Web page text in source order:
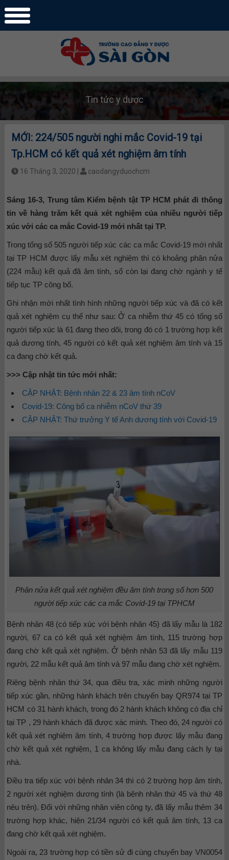
Tin tức y dược
MỚI: 224/505 người nghi mắc Covid-19 tại
Tp.HCM có kết quả xét nghiệm âm tính
16 Tháng 3, 2020 | caodangyduochcm
Sáng 16-3, Trung tâm Kiểm bệnh tật TP HCM phát đi thông
tin về hàng trăm kết quả xét nghiệm của nhiều người tiếp
xúc với các ca mắc Covid-19 mới nhất tại TP.
Trong tổng số 505 người tiếp xúc các ca mắc Covid-19 mới nhất
tại TP HCM được lấy mẫu xét nghiệm thì có khoảng phân nửa
(224 mẫu) kết quả đã âm tính, số còn lại đang chờ ngành y tế
tiếp tục TP công bố.
Ghi nhận mới nhất tình hình những người tiếp xúc và đã có kết
quả xét nghiệm cụ thể như sau: Ở ca nhiễm thứ 45 có tổng số
người tiếp xúc là 61 đang theo dõi, trong đó có 1 trường hợp kết
quả dương tính, 45 người có kết quả xét nghiệm âm tính và 15
ca đang chờ kết quả.
>>> Cập nhật tin tức mới nhất:
CẬP NHẬT: Bệnh nhân 22 & 23 âm tính nCoV
Covid-19: Công bố ca nhiễm nCoV thứ 39
CẬP NHẬT: Thứ trưởng Y tế Anh dương tính với Covid-19
Phân nửa kết quả xét nghiệm đều âm tính trong số hơn 500
người tiếp xúc các ca mắc Covid-19 tại TPHCM
Bệnh nhân 48 (có tiếp xúc với bệnh nhân 45) đã lấy mẫu là 182
người, 67 ca có kết quả xét nghiệm âm tính, 115 trường hợp
đang chờ kết quả xét nghiệm. Ở bệnh nhân 53 đã lấy mẫu 119
người, 22 mẫu kết quả âm tính và 97 mẫu đang chờ xét nghiệm.
Riêng bệnh nhân thứ 34, qua điều tra, xác minh những người
tiếp xúc gần, những hành khách trên chuyến bay QR974 tại TP
HCM có 31 hành khách, trong đó 2 hành khách không có địa chỉ
tại TP , 29 hành khách đã được xác minh. Theo đó, 24 người có
kết quả xét nghiệm âm tính, 4 trường hợp được lấy mẫu đang
chờ kết quả xét nghiệm, 1 ca không lấy mẫu đang cách ly tại
nhà.
Điều tra tiếp xúc với bệnh nhân 34 thì có 2 trường hợp âm tính,
2 người xét nghiệm dương tính (là bệnh nhân thứ 45 và thứ 48
nêu trên). Đối với những nhân viên công ty, đã lấy mẫu thêm 34
trường hợp khác, hiện 21/34 người có kết quả âm tính, 13 ca
đang chờ kết quả xét nghiệm.
Ngoài ra, 23 trường hợp có tiền sử đi cùng chuyến bay VN0054